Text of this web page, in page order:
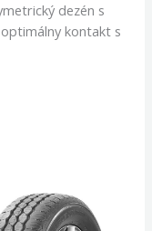
dezén s
kontakt s